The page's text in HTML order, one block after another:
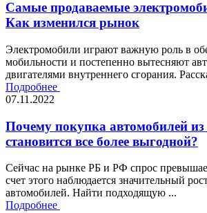
Самые продаваемые
Как изменился рынок
Электромобили играют важную роль в
мобильности и постепенно вытесняют
двигателями внутреннего сгорания.
Подробнее
07.11.2022
Почему покупка автомобилей
становится все более выгодной?
Сейчас на рынке РБ и РФ спрос
счет этого наблюдается значительный
автомобилей. Найти подходящую ...
Подробнее